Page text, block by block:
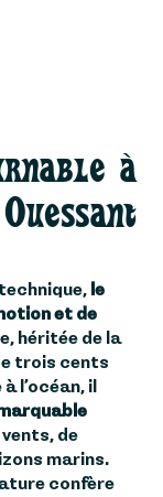
à
Ouessant
le
et de
héritée de la
trois cents
l’océan, il
de
marins.
confère